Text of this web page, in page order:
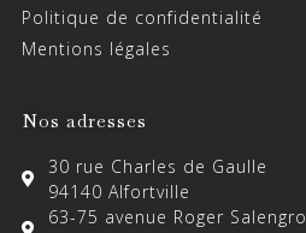
Politique de confidentialité
Mentions légales
Nos adresses
30 rue Charles de Gaulle
94140 Alfortville
63-75 avenue Roger Salengro